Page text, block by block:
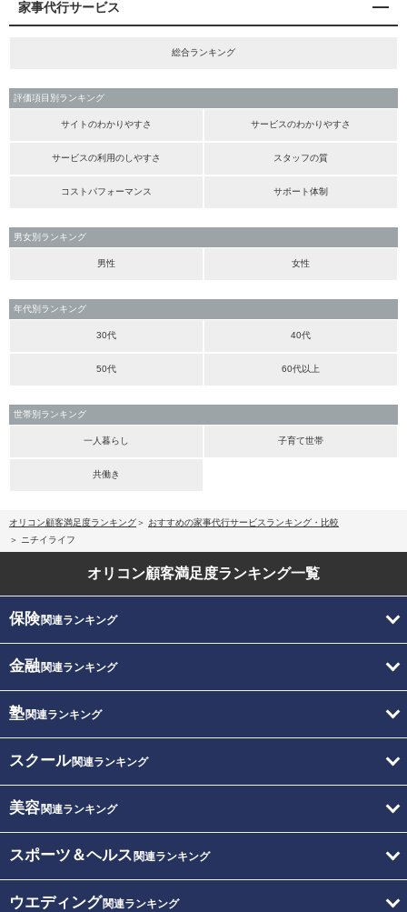
家事代行サービス
総合ランキング
評価項目別ランキング
サイトのわかりやすさ サービスのわかりやすさ
サービスの利用のしやすさ スタッフの質
コストパフォーマンス サポート体制
男女別ランキング
男性 女性
年代別ランキング
30代 40代
50代 60代以上
世帯別ランキング
一人暮らし 子育て世帯
共働き
オリコン顧客満足度ランキング
おすすめの家事代行サービスランキング・比較
ニチイライフ
オリコン顧客満足度ランキング一覧
保険関連ランキング
金融関連ランキング
塾関連ランキング
スクール関連ランキング
美容関連ランキング
スポーツ＆ヘルス 関連ランキング
ウエディング関連ランキング